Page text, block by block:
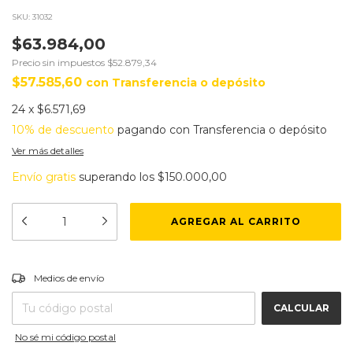
SKU: 31032
$63.984,00
Precio sin impuestos $52.879,34
$57.585,60 con Transferencia o depósito
24 x $6.571,69
10% de descuento pagando con Transferencia o depósito
Ver más detalles
Envío gratis superando los $150.000,00
Entregas para el CP:
Medios de envío
CALCULAR
No sé mi código postal